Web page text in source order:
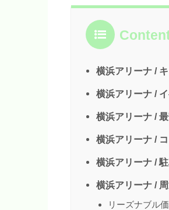
横浜アリーナ /
横浜アリーナ /
横浜アリーナ /
横浜アリーナ /
横浜アリーナ /
横浜アリーナ /
リーズナブル